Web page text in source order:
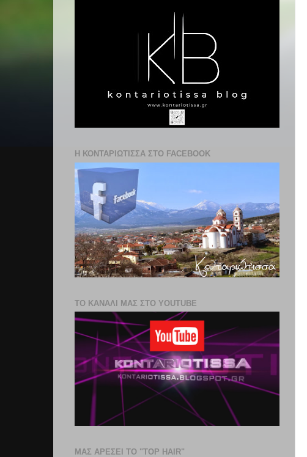
Η ΚΟΝΤΑΡΙΩΤΙΣΣΑ ΣΤΟ FACEBOOK
ΤΟ ΚΑΝΑΛΙ ΜΑΣ ΣΤΟ YOUTUBE
ΜΑΣ ΑΡΕΣΕΙ ΤΟ "TOP HAIR"